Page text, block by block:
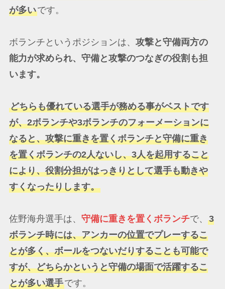
が多いです。
ボランチというポジションは、 攻撃と守備両方の
能力が求められ、守備と攻撃のつなぎの役割も担
います。
どちらも優れている選手が務める事がベストです
が、2ボランチや3ボランチのフォーメーションに
なると、攻撃に重きを置くボランチと守備に重き
を置くボランチの2人ないし、3人を起用すること
により、役割分担がはっきりとして選手も動きや
すくなったりします。
佐野海舟選手は、 守備に重きを置くボランチで、 3
ボランチ時には、アンカーの位置でプレーするこ
とが多く、ボールをつないだりすることも可能で
すが、どちらかというと守備の場面で活躍するこ
とが多い選手です。